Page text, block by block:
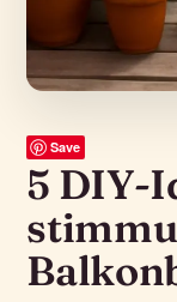
Save
5 DIY-